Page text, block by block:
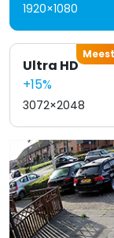
1920×1080
Ultra HD
+15%
3072×2048